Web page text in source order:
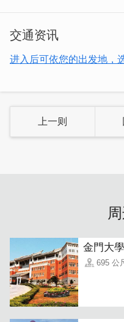
房间，让您能够安心的入
备品，举凡泡面茶饮、盥
尽有。
交通资讯
进入后可依您的出发地，
上一则
金門大學
695 公